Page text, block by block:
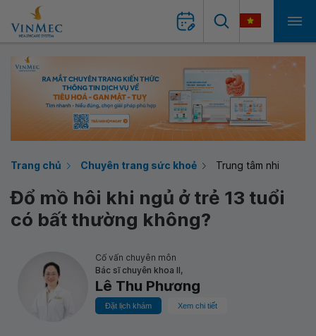
Trang chủ Chuyên trang sức khoẻ Trung tâm nhi
Đổ mồ hôi khi ngủ ở trẻ 13 tuổi
có bất thường không?
Cố vấn chuyên môn
Bác sĩ chuyên khoa II,
Lê Thu Phương
Đặt lịch khám Xem chi tiết